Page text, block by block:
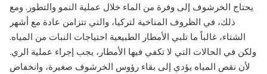
يحتاج الخرشوف إلى وفرة من الماء خلال عملية النمو والتطور. ومع
ذلك، في الظروف المناخية لتركيا، والتي تتزامن عادة مع أشهر
الشتاء، غالباً ما تلبي الأمطار الطبيعية احتياجات النبات من المياه.
ولكن في الحالات التي لا تكفي فيها الأمطار، يجب إجراء عملية الري.
لأن نقص المياه يؤدي إلى بقاء رؤوس الخرشوف صغيرة، وانخفاض